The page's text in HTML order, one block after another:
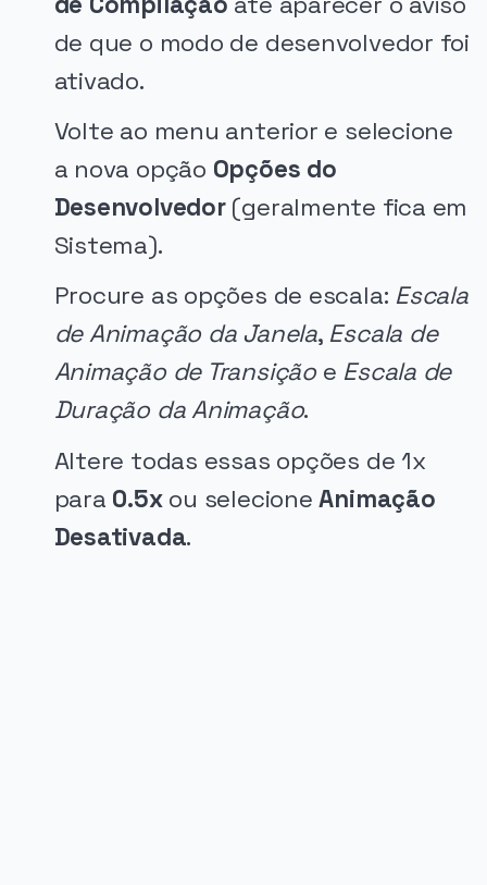
de que o modo de desenvolvedor foi
ativado.
Volte ao menu anterior e selecione
a nova opção Opções do
Desenvolvedor(geralmente fica em
Sistema).
Procure as opções de escala: Escala
de Animação da Janela, Escala de
Animação de Transiçãoe Escala de
Duração da Animação.
Altere todas essas opções de 1x
para 0.5xou selecioneAnimação
Desativada.